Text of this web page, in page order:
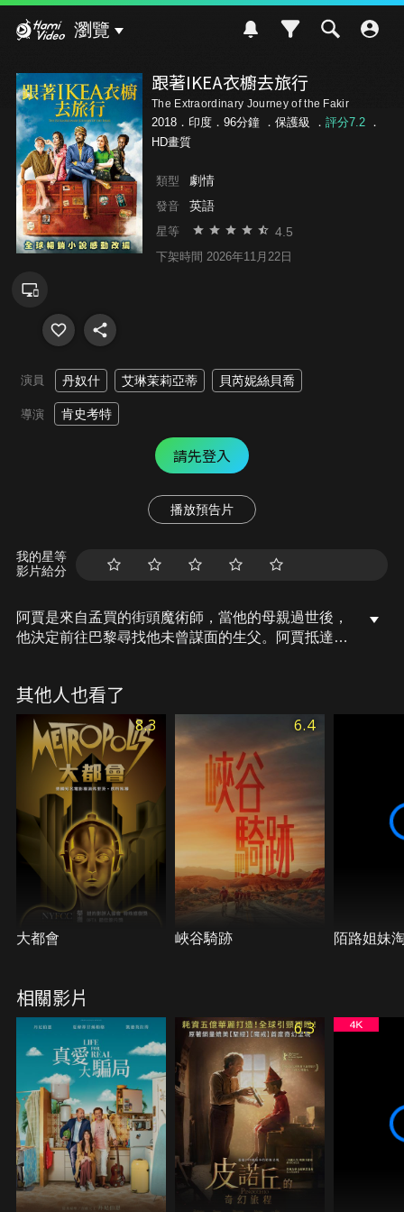
瀏覽
跟著IKEA衣櫥去旅行
The Extraordinary Journey of the Fakir
2018．印度．96分鐘 ． 保護級 ． 評分7.2．
HD畫質
類型 劇情
發音 英語
星等 4.5
下架時間 2026年11月22日
演員 丹奴什 艾琳茉莉亞蒂 貝芮妮絲貝喬
導演 肯史考特
請先登入
播放預告片
我的星等
影片給分
阿賈是來自孟買的街頭魔術師，當他的母親過世後，
他決定前往巴黎尋找他未曾謀面的生父。阿賈抵達巴
民遭逢致命的危險，後又輾轉到了義大利羅馬跟女明
星奈莉有了難解之緣，阿賈還冒險登上熱氣球飛越地
中海…
其他人也看了
8.3
大都會
6.4
峽谷騎跡 陌路姐妹
相關影片
6.3